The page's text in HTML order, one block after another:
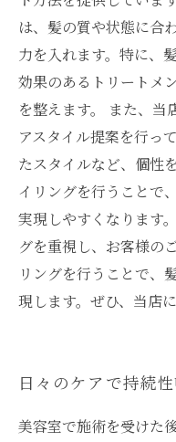
は、髪の質や状態に合
力を入れます。特に、
効果のあるトリートメ
を整えます。 また、当
アスタイル提案を行っ
たスタイルなど、個性
イリングを行うことで
実現しやすくなります
グを重視し、お客様の
リングを行うことで、
現します。ぜひ、当店
日々のケアで持続性
美容室で施術を受けた